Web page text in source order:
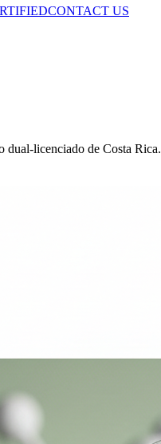
CONTACT US
licenciado de Costa Rica.